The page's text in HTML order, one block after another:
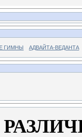
ГИМНЫ АДВАЙТА-ВЕДАНТА